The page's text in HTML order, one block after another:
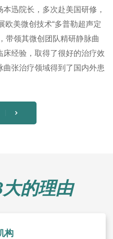
迅院长，多次赴美国研修，
欧美微创技术“多普勒超声定
带领其微创团队精研静脉曲
经验，取得了很好的治疗效
张治疗领域得到了国内外患
的理由
构